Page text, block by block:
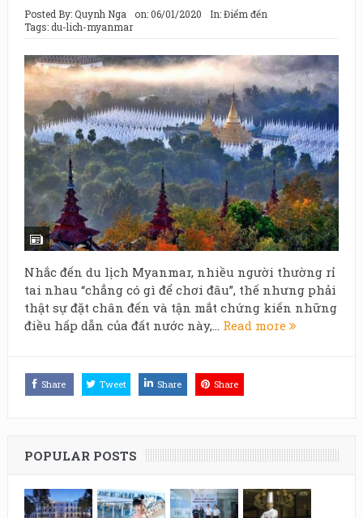
Posted By:Quynh Nga on:06/01/2020 In:Điểm đến
Tags:du-lich-myanmar
Nhắc đến du lịch Myanmar, nhiều người thường rỉ
tai nhau “chẳng có gì để chơi đâu”, thế nhưng phải
thật sự đặt chân đến và tận mắt chứng kiến những
điều hấp dẫn của đất nước này,... Read more
Share Tweet Share Share
POPULAR POSTS